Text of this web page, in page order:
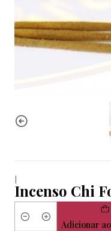
|
Incenso Chi
QuantidadeAdicionar